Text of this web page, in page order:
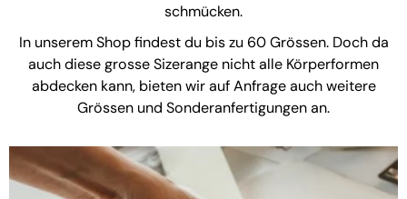
schmücken.
In unserem Shop findest du bis zu 60 Grössen. Doch da
auch diese grosse Sizerange nicht alle Körperformen
abdecken kann, bieten wir auf Anfrage auch weitere
Grössen und Sonderanfertigungen an.